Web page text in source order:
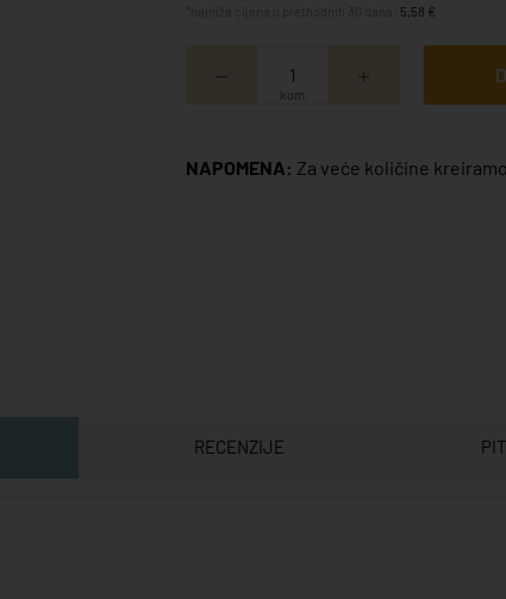
5,58 €
kom
NAPOMENA: Za veće količine
RECENZIJE